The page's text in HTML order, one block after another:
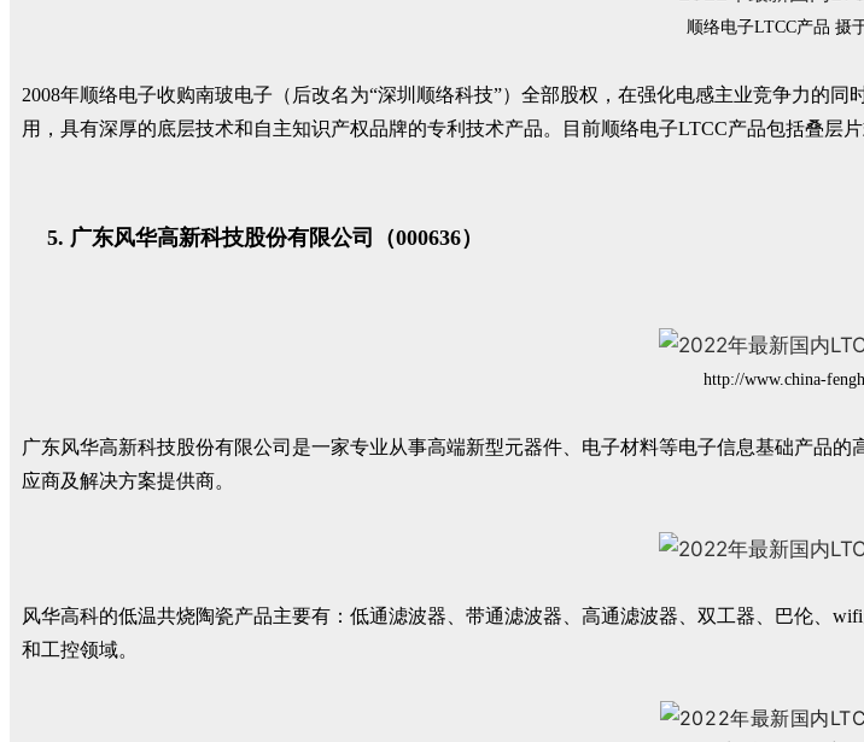
顺络电子LTCC产品 摄
2008年顺络电子收购南玻电子（后改名为“深圳顺络科技”）全部股权，在强化电感主业竞争力的
用，具有深厚的底层技术和自主知识产权品牌的专利技术产品。目前顺络电子LTCC产品包括叠层
广东风华高新科技股份有限公司（000636）
http://www.china-
广东风华高新科技股份有限公司是一家专业从事高端新型元器件、电子材料等电子信息基础产品
应商及解决方案提供商。
风华高科的低温共烧陶瓷产品主要有：低通滤波器、带通滤波器、高通滤波器、双工器、巴伦、
和工控领域。